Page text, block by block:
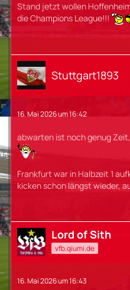
Stand jetzt wollen
die Champions League!!!
Stuttgart1893
16. Mai 2026 um 16:42
abwarten ist noch genug
Frankfurt war in Halbzeit 1
kicken schon längst wieder,
Lord of Sith
vfb.qiumi.de
16. Mai 2026 um 16:43